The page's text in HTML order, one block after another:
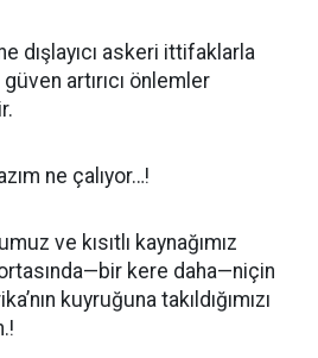
dışlayıcı askeri ittifaklarla
artırıcı önlemler
ne çalıyor…!
ve kısıtlı kaynağımız
kere daha—niçin
kuyruğuna takıldığımızı